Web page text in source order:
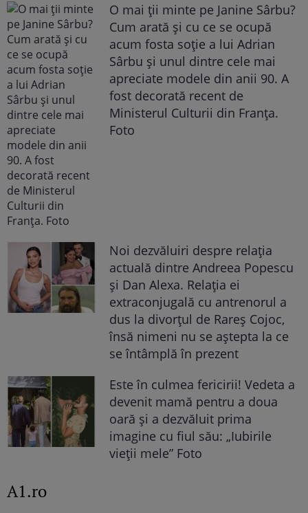
O mai ții minte pe Janine Sârbu?
Cum arată și cu ce se ocupă
acum fosta soție a lui Adrian
Sârbu și unul dintre cele mai
apreciate modele din anii 90. A
fost decorată recent de
Ministerul Culturii din Franța.
Foto
Noi dezvăluiri despre relația
actuală dintre Andreea Popescu
și Dan Alexa. Relația ei
extraconjugală cu antrenorul a
dus la divorțul de Rareș Cojoc,
însă nimeni nu se aștepta la ce
se întâmplă în prezent
Este în culmea fericirii! Vedeta a
devenit mamă pentru a doua
oară și a dezvăluit prima
imagine cu fiul său: „Iubirile
vieții mele” Foto
A1.ro